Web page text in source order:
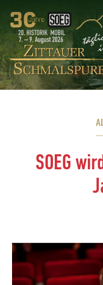
SOEG